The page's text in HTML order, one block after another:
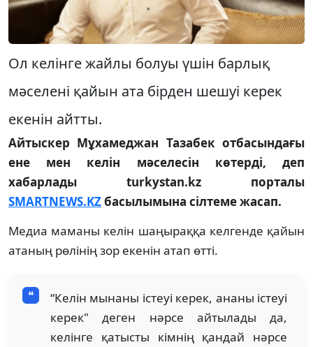
Ол келінге жайлы болуы үшін барлық
мәселені қайын ата бірден шешуі керек
екенін айтты.
Айтыскер Мұхамеджан Тазабек отбасындағы
ене мен келін мәселесін көтерді, деп
хабарлады turkystan.kz порталы
SMARTNEWS.KZбасылымына сілтеме жасап.
Медиа маманы келін шаңыраққа келгенде қайын
атаның рөлінің зор екенін атап өтті.
“Келін мынаны істеуі керек, ананы істеуі
керек" деген нәрсе айтылады да,
келінге қатысты кімнің қандай нәрсе